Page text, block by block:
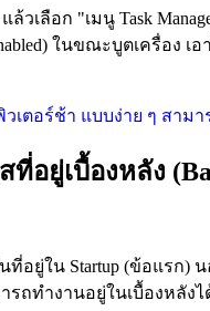
เลือก "เมนู Task
ในขณะบูตเครื่อง เ
อยู่เบื้องหลัง
อยู่ใน Startup (ข้อแรก)
ถทำงานอยู่ในเบื้องหลังไ